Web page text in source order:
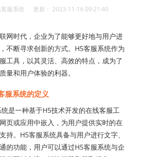
客服系统 更新： 2023-11-16 09:21:40
时代，企业为了能够更好地与用户进
不断寻求创新的方式。H5客服系统作为
工具，以其灵活、高效的特点，成为了
量和用户体验的利器。
系统的定义
一种基于H5技术开发的在线客服工
页或应用中嵌入，为用户提供实时的在
持。H5客服系统具备与用户进行文字、
的功能，用户可以通过H5客服系统与企